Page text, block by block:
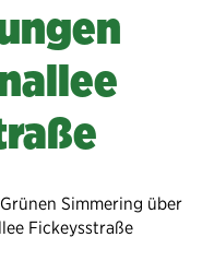
Simmering über
Fickeysstraße